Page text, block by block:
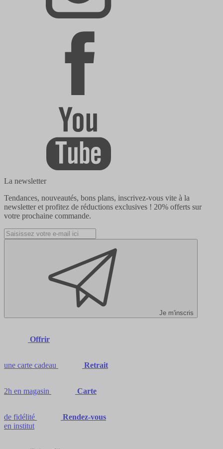
La newsletter
Tendances, nouveautés, bons plans, inscrivez-vous vite à la
newsletter et profitez de réductions exclusives ! 20% offerts sur
votre prochaine commande.
Je m'inscris
Offrir
une carte cadeau Retrait
2h en magasin Carte
de fidélité
Rendez-vous
en institut